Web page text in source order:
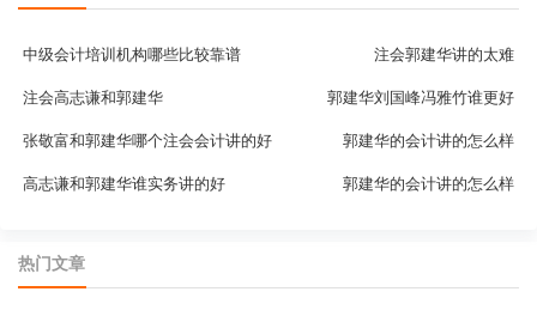
中级会计培训机构哪些比较靠谱 注会郭建华讲的太难
注会高志谦和郭建华 郭建华刘国峰冯雅竹谁更好
张敬富和郭建华哪个注会会计讲的好 郭建华的会计讲的怎么样
高志谦和郭建华谁实务讲的好 郭建华的会计讲的怎么样
热门文章